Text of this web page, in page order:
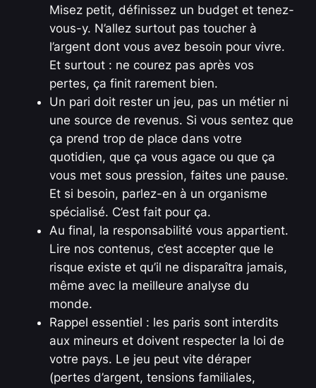
Misez petit, définissez un budget et tenez-
vous-y. N’allez surtout pas toucher à
l’argent dont vous avez besoin pour vivre.
Et surtout : ne courez pas après vos
pertes, ça finit rarement bien.
Un pari doit rester un jeu, pas un métier ni
une source de revenus. Si vous sentez que
ça prend trop de place dans votre
quotidien, que ça vous agace ou que ça
vous met sous pression, faites une pause.
Et si besoin, parlez-en à un organisme
spécialisé. C’est fait pour ça.
Au final, la responsabilité vous appartient.
Lire nos contenus, c’est accepter que le
risque existe et qu’il ne disparaîtra jamais,
même avec la meilleure analyse du
monde.
Rappel essentiel : les paris sont interdits
aux mineurs et doivent respecter la loi de
votre pays. Le jeu peut vite déraper
(pertes d’argent, tensions familiales,